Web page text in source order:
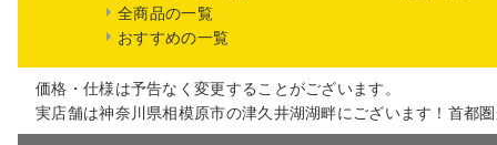
全商品の一覧
おすすめの一覧
価格・仕様は予告なく変更することがございます。
実店舗は神奈川県相模原市の津久井湖湖畔にございます！首都